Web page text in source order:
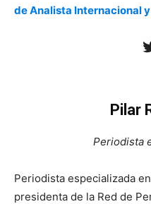
de Analista Internacional
Pilar
Periodista
Periodista especializada
presidenta de la Red de